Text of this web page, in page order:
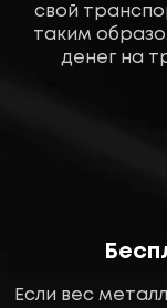
свой
таким
денег на
Если вес